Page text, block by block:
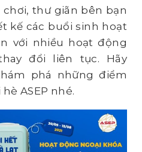
thư giãn bên bạn
kế các buổi sinh hoạt
với nhiều hoạt động
đổi liên tục. Hãy
phá những điểm
ASEP nhé.